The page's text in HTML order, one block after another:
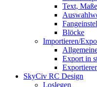
Text,
Blöcke
Importieren/
Export in
SkyCiv RC Design
Loslegen